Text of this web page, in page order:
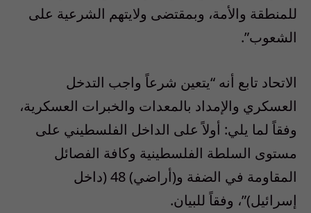
للمنطقة والأمة، وبمقتضى ولايتهم الشرعية على
الشعوب”.
الاتحاد تابع أنه “يتعين شرعاً واجب التدخل
العسكري والإمداد بالمعدات والخبرات العسكرية،
وفقاً لما يلي: أولاً على الداخل الفلسطيني على
مستوى السلطة الفلسطينية وكافة الفصائل
المقاومة في الضفة و(أراضي) 48 (داخل
إسرائيل)”، وفقاً للبيان.